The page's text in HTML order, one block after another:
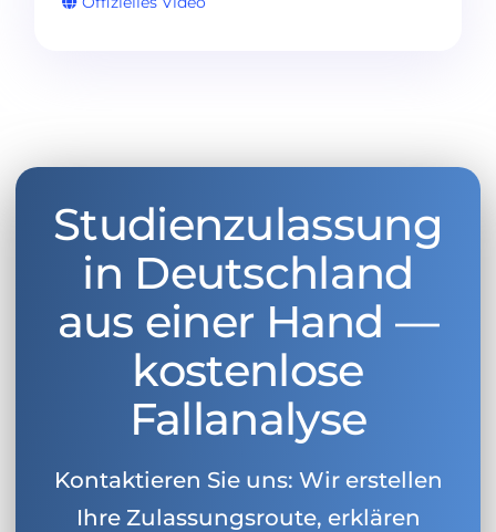
Studienzulassung
in Deutschland
aus einer Hand —
kostenlose
Fallanalyse
Kontaktieren Sie uns: Wir erstellen
Ihre Zulassungsroute, erklären